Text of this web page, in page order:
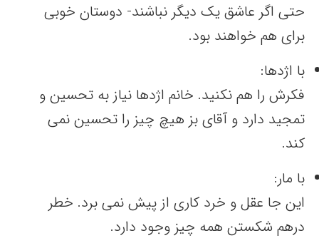
حتی اگر عاشق یک دیگر نباشند- دوستان خوبی
برای هم خواهند بود.
با اژدها:
فکرش را هم نکنید. خانم اژدها نیاز به تحسین و
تمجید دارد و آقای بز هیچ چیز را تحسین نمی
کند.
با مار:
این جا عقل و خرد کاری از پیش نمی برد. خطر
درهم شکستن همه چیز وجود دارد.